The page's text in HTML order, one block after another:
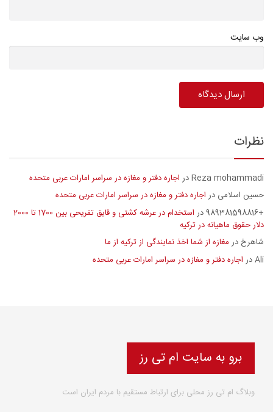
وب سایت
نظرات
Reza mohammadiدر اجاره دفتر و مغازه در سراسر امارات عربی متحده
حسین اسلامی در اجاره دفتر و مغازه در سراسر امارات عربی متحده
+989381598816
در
استخدام در عرشه کشتی و قایق تفریحی بین 1700 تا 2000
دلار حقوق ماهیانه در ترکیه
شاهرخ در مغازه از شما اخذ نمایندگی از ترکیه از ما
Aliدر اجاره دفتر و مغازه در سراسر امارات عربی متحده
برو به سایت ام تی رز
وبلاگ ام تی رز محلی برای ارتباط مستقیم با مردم ایران است